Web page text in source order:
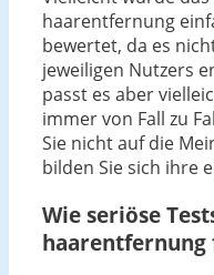
haarentfernung
bewertet, da es
jeweiligen Nutzers
passt es aber
immer von Fall zu
Sie nicht auf die
bilden Sie sich ihre
Wie seriöse
haarentfernung